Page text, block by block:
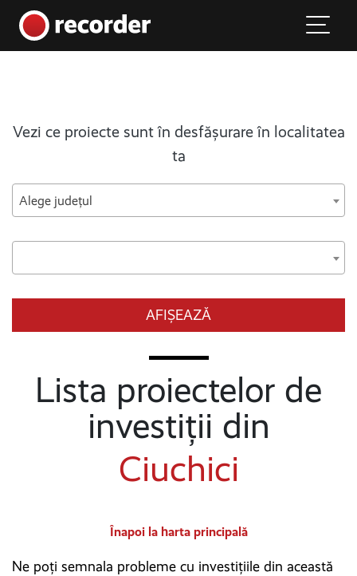
Main Navigation
Vezi ce proiecte sunt în desfășurare în localitatea
ta
Alege județul
AFIȘEAZĂ
Lista proiectelor de
investiții din
Ciuchici
Înapoi la harta principală
Ne poți semnala probleme cu investițiile din această